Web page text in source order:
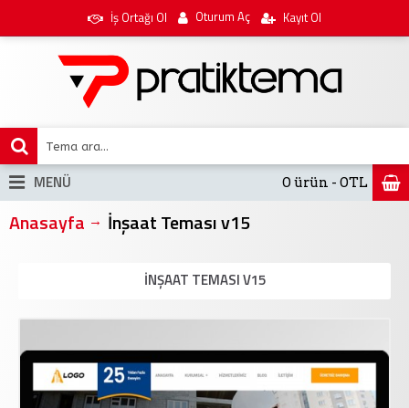
İş Ortağı Ol Oturum Aç Kayıt Ol
0 ürün - 0TL
MENÜ
Anasayfa İnşaat Teması v15
İNŞAAT TEMASI V15